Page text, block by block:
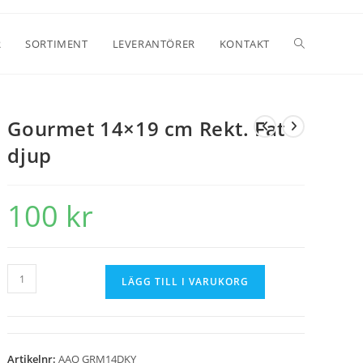
SORTIMENT LEVERANTÖRER KONTAKT
Gourmet 14×19 cm Rekt. Fat
djup
100 kr
LÄGG TILL I VARUKORG
Artikelnr:AAQ GRM14DKY